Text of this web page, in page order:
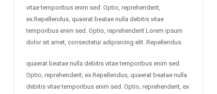
vitae temporibus enim sed. Optio, reprehenderit,
ex.Repellendus, quaerat beatae nulla debitis vitae
temporibus enim sed. Optio, reprehenderit Lorem ipsum
dolor sit amet, consectetur adipisicing elit. Repellendus.
quaerat beatae nulla debitis vitae temporibus enim sed.
Optio, reprehenderit, ex.Repellendus, quaerat beatae nulla
debitis vitae temporibus enim sed. Optio, reprehenderit, ex